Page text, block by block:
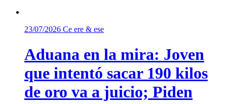
23/07/2026 Ce ere & ese
Aduana en la mira: Joven
que intentó sacar 190 kilos
de oro va a juicio; Piden